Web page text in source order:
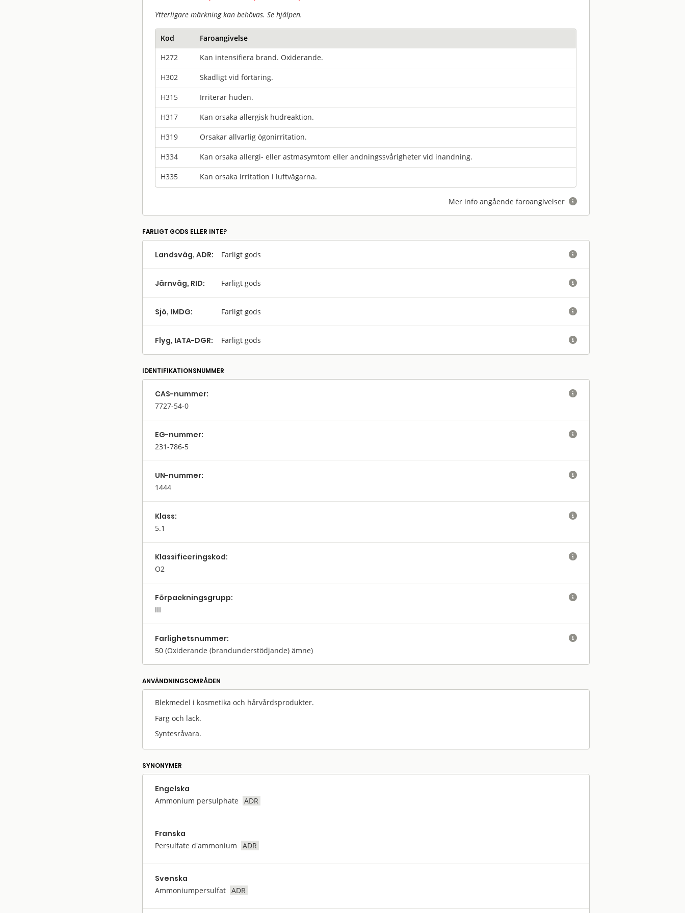
Ytterligare märkning kan behövas. Se hjälpen.
Kod
Faroangivelse
H272
Kan intensifiera brand. Oxiderande.
H302 Skadligt vid förtäring.
H315 Irriterar huden.
H317 Kan orsaka allergisk hudreaktion.
H319 Orsakar allvarlig ögonirritation.
H334 Kan orsaka allergi- eller astmasymtom eller andningssvårigheter vid inandning.
H335 Kan orsaka irritation i luftvägarna.
Mer info angående faroangivelser 
FARLIGT GODS ELLER INTE?
Landsväg, ADR: Farligt gods 
Järnväg, RID: Farligt gods 
Sjö, IMDG: Farligt gods 
Flyg, IATA-DGR: Farligt gods 
IDENTIFIKATIONSNUMMER
CAS-nummer:
7727-54-0

EG-nummer:
231-786-5

UN-nummer:
1444

Klass:
5.1

Klassifi­cerings­kod:
O2

Förpack­nings­grupp:
III

Farlighets­nummer:
50 (Oxiderande (brandunderstödjande) ämne)

ANVÄNDNINGS­OMRÅDEN
Blekmedel i kosmetika och hårvårdsprodukter.
Färg och lack.
Syntesråvara.
SYNONYMER
Engelska
Ammonium persulphate ADR
Franska
Persulfate d'ammonium ADR
Svenska
Ammoniumpersulfat ADR